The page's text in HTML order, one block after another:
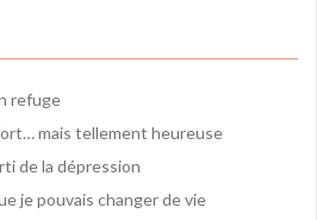
refuge
mais tellement heureuse
de la dépression
je pouvais changer de vie